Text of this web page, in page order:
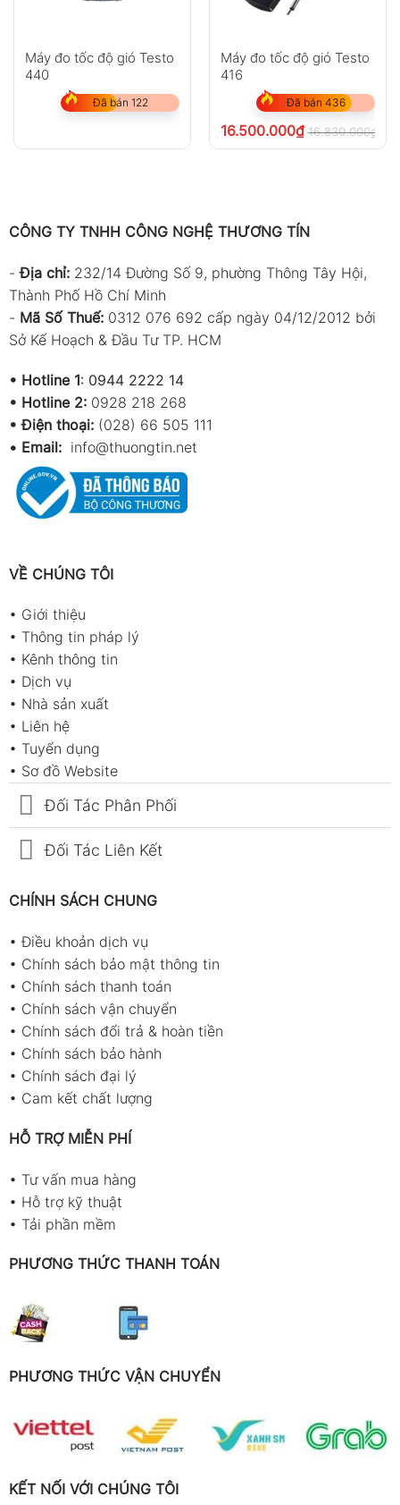
Máy đo tốc độ gió Testo
440
Đã bán 122
Máy đo tốc độ gió Testo
416
Đã bán 436
16.500.000₫ 16.830.000₫
CÔNG TY TNHH CÔNG NGHỆ THƯƠNG TÍN
-Địa chỉ: 232/14 Đường Số 9, phường Thông Tây Hội,
Thành Phố Hồ Chí Minh
- Mã Số Thuế: 0312 076 692 cấp ngày 04/12/2012 bởi
Sở Kế Hoạch & Đầu Tư TP. HCM
• Hotline 1: 0944 2222 14
• Hotline 2: 0928 218 268
• Điện thoại: (028) 66 505 111
• Email: info@thuongtin.net
VỀ CHÚNG TÔI
• Giới thiệu
• Thông tin pháp lý
• Kênh thông tin
• Dịch vụ
• Nhà sản xuất
• Liên hệ
• Tuyển dụng
• Sơ đồ Website
Đối Tác Phân Phối
Đối Tác Liên Kết
CHÍNH SÁCH CHUNG
•Điều khoản dịch vụ
• Chính sách bảo mật thông tin
• Chính sách thanh toán
• Chính sách vận chuyển
• Chính sách đổi trả & hoàn tiền
• Chính sách bảo hành
• Chính sách đại lý
• Cam kết chất lượng
HỖ TRỢ MIỄN PHÍ
• Tư vấn mua hàng
• Hỗ trợ kỹ thuật
• Tải phần mềm
PHƯƠNG THỨC THANH TOÁN
PHƯƠNG THỨC VẬN CHUYỂN
KẾT NỐI VỚI CHÚNG TÔI